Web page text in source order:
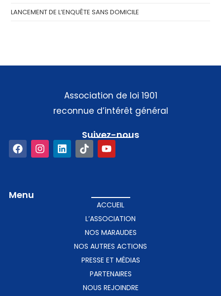
LANCEMENT DE L’ENQUÊTE SANS DOMICILE
Association de loi 1901
reconnue d’intérêt général
Menu
ACCUEIL
L’ASSOCIATION
NOS MARAUDES
NOS AUTRES ACTIONS
PRESSE ET MÉDIAS
PARTENAIRES
NOUS REJOINDRE
Suivez-nous​